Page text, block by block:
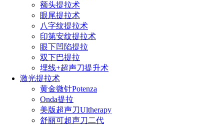
额头提拉术
眼尾提拉术
八字纹提拉术
印第安纹提拉术
眼下凹陷提拉
双下巴提拉
埋线+超声刀提升术
激光提拉术
黄金微针Potenza
Onda提拉
美版超声刀Ultherapy
舒丽可超声刀二代